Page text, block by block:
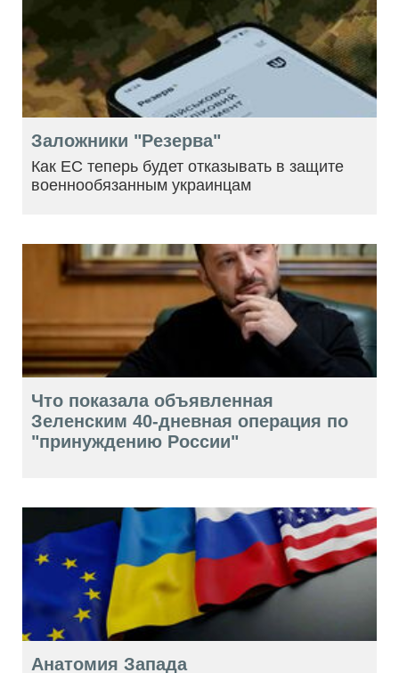
Заложники "Резерва"
Как ЕС теперь будет отказывать в защите
военнообязанным украинцам
Что показала объявленная
Зеленским 40-дневная операция по
"принуждению России"
Анатомия Запада